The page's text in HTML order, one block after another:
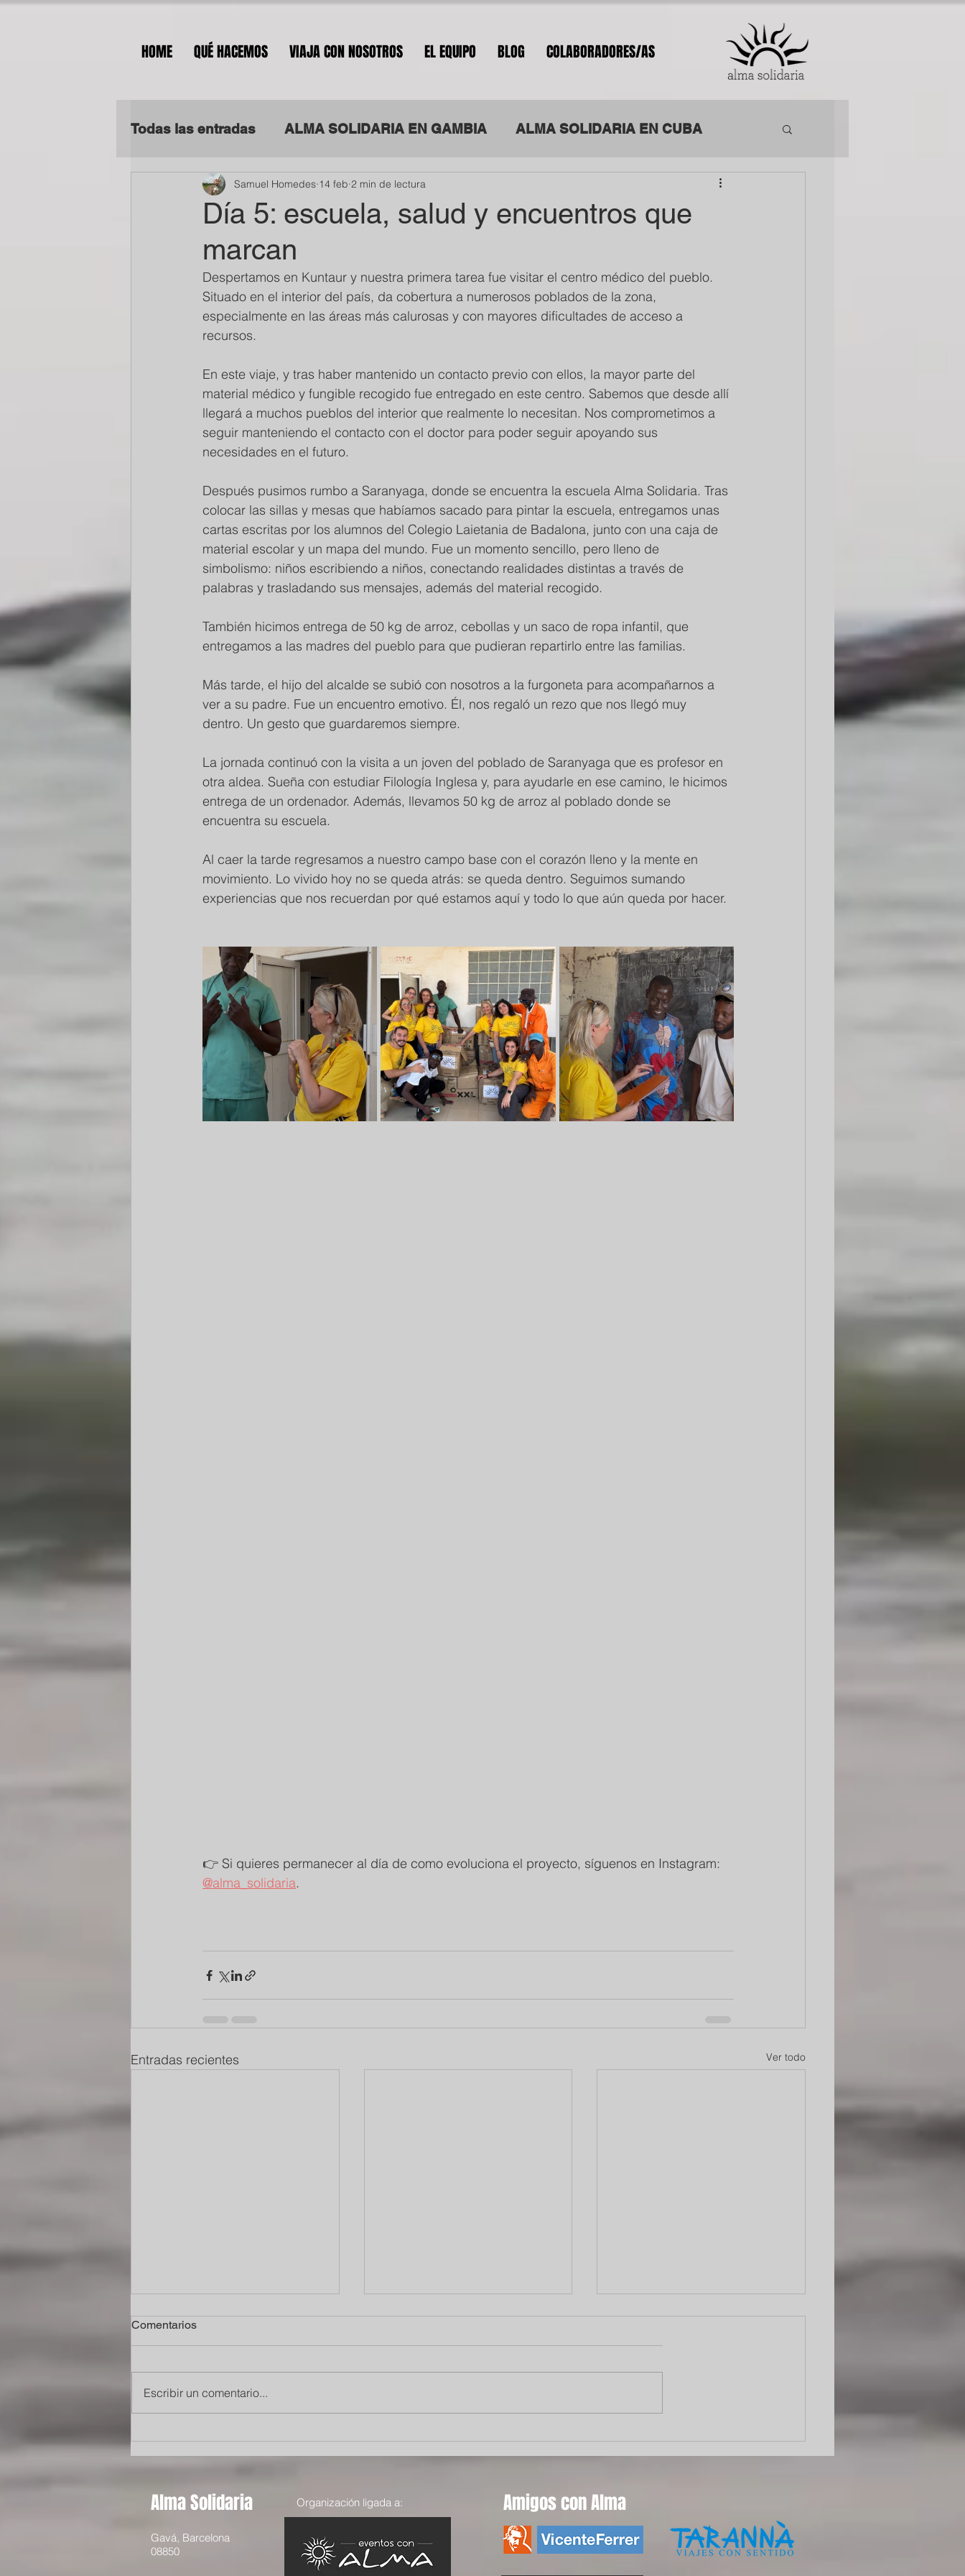
HOME QUÉ HACEMOS VIAJA CON NOSOTROS EL EQUIPO BLOG COLABORADORES/AS
Todas las entradas ALMA SOLIDARIA EN GAMBIA ALMA SOLIDARIA EN CUBA
ALMA SOLIDARIA EN TAILANDIA ALMA SOLIDARIA POR LA INTEGRACIÓN
Día 5: escuela, salud y encuentros que
marcan
Samuel Homedes 14 feb 2 min de lectura
Despertamos en Kuntaur y nuestra primera tarea fue visitar el centro médico del pueblo.
Situado en el interior del país, da cobertura a numerosos poblados de la zona,
especialmente en las áreas más calurosas y con mayores dificultades de acceso a
recursos.
En este viaje, y tras haber mantenido un contacto previo con ellos, la mayor parte del
material médico y fungible recogido fue entregado en este centro. Sabemos que desde allí
llegará a muchos pueblos del interior que realmente lo necesitan. Nos comprometimos a
seguir manteniendo el contacto con el doctor para poder seguir apoyando sus
necesidades en el futuro.
Después pusimos rumbo a Saranyaga, donde se encuentra la escuela Alma Solidaria. Tras
colocar las sillas y mesas que habíamos sacado para pintar la escuela, entregamos unas
cartas escritas por los alumnos del Colegio Laietania de Badalona, junto con una caja de
material escolar y un mapa del mundo. Fue un momento sencillo, pero lleno de
simbolismo: niños escribiendo a niños, conectando realidades distintas a través de
palabras y trasladando sus mensajes, además del material recogido.
También hicimos entrega de 50 kg de arroz, cebollas y un saco de ropa infantil, que
entregamos a las madres del pueblo para que pudieran repartirlo entre las familias.
Más tarde, el hijo del alcalde se subió con nosotros a la furgoneta para acompañarnos a
ver a su padre. Fue un encuentro emotivo. Él, nos regaló un rezo que nos llegó muy
dentro. Un gesto que guardaremos siempre.
La jornada continuó con la visita a un joven del poblado de Saranyaga que es profesor en
otra aldea. Sueña con estudiar Filología Inglesa y, para ayudarle en ese camino, le hicimos
entrega de un ordenador. Además, llevamos 50 kg de arroz al poblado donde se
encuentra su escuela.
Al caer la tarde regresamos a nuestro campo base con el corazón lleno y la mente en
movimiento. Lo vivido hoy no se queda atrás: se queda dentro. Seguimos sumando
experiencias que nos recuerdan por qué estamos aquí y todo lo que aún queda por hacer.
👉 Si quieres permanecer al día de como evoluciona el proyecto, síguenos en Instagram:
@alma_solidaria.
Entradas recientes Ver todo
Comentarios
Escribir un comentario...
Alma Solidaria
Gavá, Barcelona
08850
Organización ligada a: Amigos con Alma